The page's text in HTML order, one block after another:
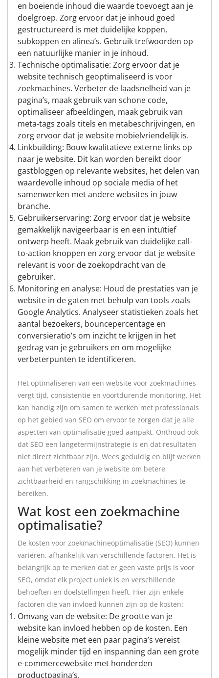
en boeiende inhoud die waarde toevoegt aan je
doelgroep. Zorg ervoor dat je inhoud goed
gestructureerd is met duidelijke koppen,
subkoppen en alinea’s. Gebruik trefwoorden op
een natuurlijke manier in je inhoud.
Technische optimalisatie: Zorg ervoor dat je
website technisch geoptimaliseerd is voor
zoekmachines. Verbeter de laadsnelheid van je
pagina’s, maak gebruik van schone code,
optimaliseer afbeeldingen, maak gebruik van
meta-tags zoals titels en metabeschrijvingen, en
zorg ervoor dat je website mobielvriendelijk is.
Linkbuilding: Bouw kwalitatieve externe links op
naar je website. Dit kan worden bereikt door
gastbloggen op relevante websites, het delen van
waardevolle inhoud op sociale media of het
samenwerken met andere websites in jouw
branche.
Gebruikerservaring: Zorg ervoor dat je website
gemakkelijk navigeerbaar is en een intuïtief
ontwerp heeft. Maak gebruik van duidelijke call-
to-action knoppen en zorg ervoor dat je website
relevant is voor de zoekopdracht van de
gebruiker.
Monitoring en analyse: Houd de prestaties van je
website in de gaten met behulp van tools zoals
Google Analytics. Analyseer statistieken zoals het
aantal bezoekers, bouncepercentage en
conversieratio’s om inzicht te krijgen in het
gedrag van je gebruikers en om mogelijke
verbeterpunten te identificeren.
Het optimaliseren van een website voor zoekmachines
vergt tijd, consistentie en voortdurende monitoring. Het
kan handig zijn om samen te werken met professionals
op het gebied van SEO om ervoor te zorgen dat je alle
aspecten van optimalisatie goed aanpakt. Onthoud ook
dat SEO een langetermijnstrategie is en dat resultaten
niet direct zichtbaar zijn. Wees geduldig en blijf werken
aan het verbeteren van je website om betere
zichtbaarheid en rangschikking in zoekmachines te
bereiken.
Wat kost een zoekmachine
optimalisatie?
De kosten voor zoekmachineoptimalisatie (SEO) kunnen
variëren, afhankelijk van verschillende factoren. Het is
belangrijk op te merken dat er geen vaste prijs is voor
SEO, omdat elk project uniek is en verschillende
behoeften en doelstellingen heeft. Hier zijn enkele
factoren die van invloed kunnen zijn op de kosten:
Omvang van de website: De grootte van je
website kan invloed hebben op de kosten. Een
kleine website met een paar pagina’s vereist
mogelijk minder tijd en inspanning dan een grote
e-commercewebsite met honderden
productpagina’s.